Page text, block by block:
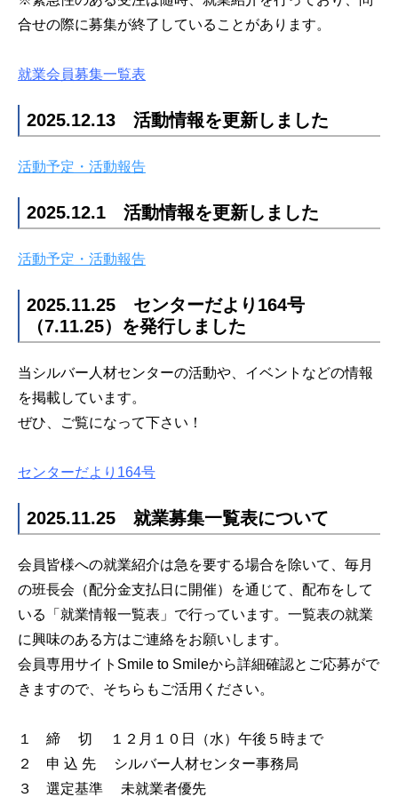
合せの際に募集が終了していることがあります。
就業会員募集一覧表
2025.12.13 活動情報を更新しました
活動予定・活動報告
2025.12.1 活動情報を更新しました
活動予定・活動報告
2025.11.25 センターだより164号
（7.11.25）を発行しました
当シルバー人材センターの活動や、イベントなどの情報
を掲載しています。
ぜひ、ご覧になって下さい！
センターだより164号
2025.11.25 就業募集一覧表について
会員皆様への就業紹介は急を要する場合を除いて、毎月
の班長会（配分金支払日に開催）を通じて、配布をして
いる「就業情報一覧表」で行っています。一覧表の就業
に興味のある方はご連絡をお願いします。
会員専用サイトSmile to Smileから詳細確認とご応募がで
きますので、そちらもご活用ください。
１ 締 切 １２月１０日（水）午後５時まで
２ 申 込 先 シルバー人材センター事務局
３ 選定基準 未就業者優先